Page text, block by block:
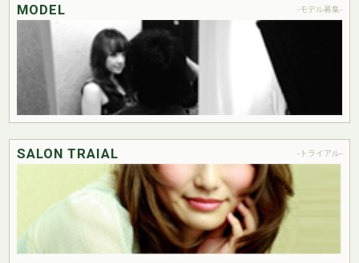
MODEL -モデル募集-
SALON TRAIAL -トライアル-